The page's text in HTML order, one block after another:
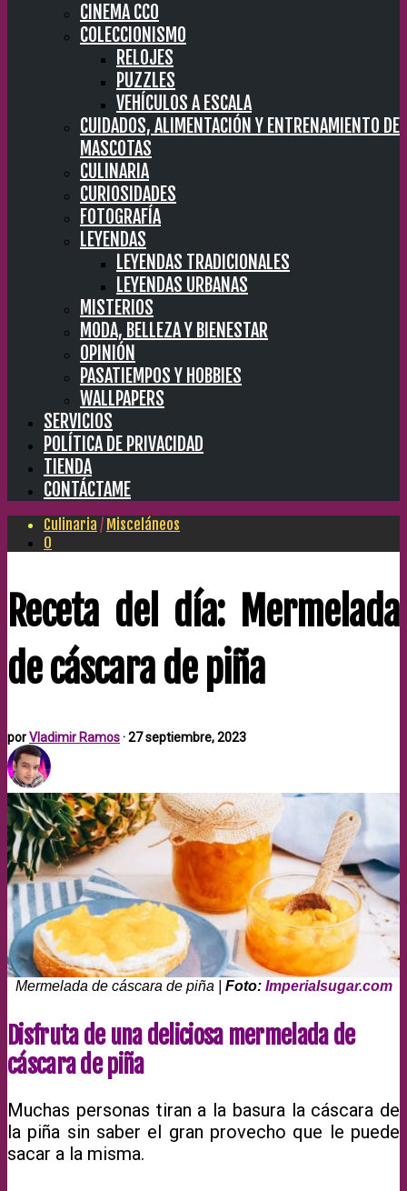
CINEMA CC0
COLECCIONISMO
RELOJES
PUZZLES
VEHÍCULOS A ESCALA
CUIDADOS, ALIMENTACIÓN Y ENTRENAMIENTO DE
MASCOTAS
CULINARIA
CURIOSIDADES
FOTOGRAFÍA
LEYENDAS
LEYENDAS TRADICIONALES
LEYENDAS URBANAS
MISTERIOS
MODA, BELLEZA Y BIENESTAR
OPINIÓN
PASATIEMPOS Y HOBBIES
WALLPAPERS
SERVICIOS
POLÍTICA DE PRIVACIDAD
TIENDA
CONTÁCTAME
Culinaria / Misceláneos
0
Receta del día: Mermelada
de cáscara de piña
porVladimir Ramos·27 septiembre, 2023
Mermelada de cáscara de piña | Foto: Imperialsugar.com
Disfruta de una deliciosa mermelada de
cáscara de piña
Muchas personas tiran a la basura la cáscara de
la piña sin saber el gran provecho que le puede
sacar a la misma.